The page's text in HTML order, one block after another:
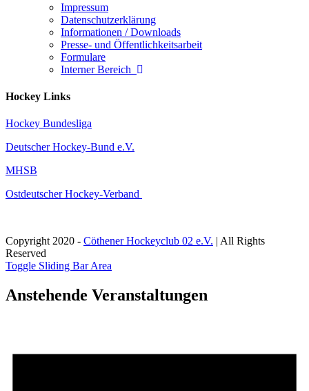
Impressum
Datenschutzerklärung
Informationen / Downloads
Presse- und Öffentlichkeitsarbeit
Formulare
Interner Bereich

Hockey Links
Hockey Bundesliga
Deutscher Hockey-Bund e.V.
MHSB
Ostdeutscher Hockey-Verband
Copyright 2020 - Cöthener Hockeyclub 02 e.V. | All Rights
Reserved
Toggle Sliding Bar Area
Anstehende Veranstaltungen